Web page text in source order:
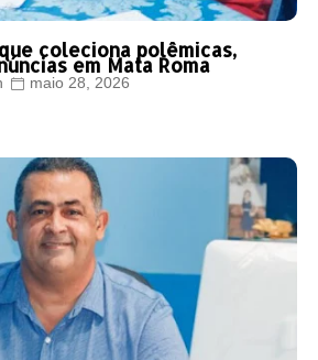
coleciona polêmicas,
em Mata Roma
maio 28, 2026